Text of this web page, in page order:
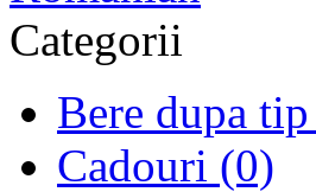
Categorii
Bere dupa
Cadouri (0)